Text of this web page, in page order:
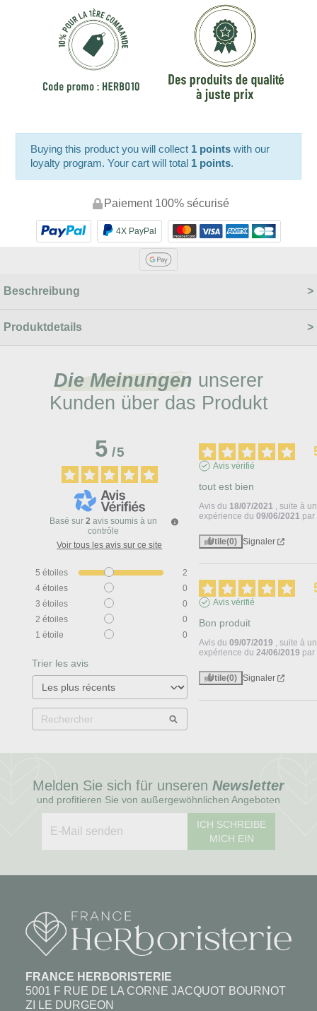
Buying this product you will collect 1 points with our
loyalty program. Your cart will total 1 points.
Paiement 100% sécurisé
4X PayPal
Beschreibung
Produktdetails
Die Meinungen unserer
Kunden über das Produkt
5/5
Basé sur 2 avis soumis à un
contrôle
Voir tous les avis sur ce site
5 étoiles
2
4 étoiles
0
3 étoiles
0
2 étoiles
0
1 étoile 0
Trier les avis
Avis vérifié
tout est bien
Avis du 18/07/2021 , suite à
expérience du09/06/2021 par
Utile(0) Signaler
Avis vérifié
Bon produit
Avis du09/07/2019 , suite à
expérience du24/06/2019 par
Utile(0) Signaler
Melden Sie sich für unseren Newsletter
und profitieren Sie von außergewöhnlichen Angeboten
ICH SCHREIBE
MICH EIN
FRANCE HERBORISTERIE
5001 F RUE DE LA CORNE JACQUOT BOURNOT
ZI LE DURGEON